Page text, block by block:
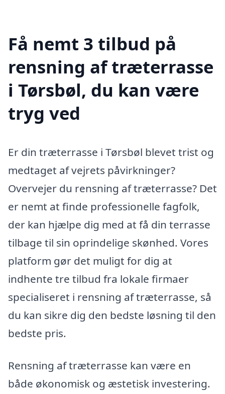
Få nemt 3 tilbud på
rensning af træterrasse
i Tørsbøl, du kan være
tryg ved
Er din træterrasse i Tørsbøl blevet trist og
medtaget af vejrets påvirkninger?
Overvejer du rensning af træterrasse? Det
er nemt at finde professionelle fagfolk,
der kan hjælpe dig med at få din terrasse
tilbage til sin oprindelige skønhed. Vores
platform gør det muligt for dig at
indhente tre tilbud fra lokale firmaer
specialiseret i rensning af træterrasse, så
du kan sikre dig den bedste løsning til den
bedste pris.
Rensning af træterrasse kan være en
både økonomisk og æstetisk investering.